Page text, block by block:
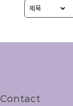
Contact